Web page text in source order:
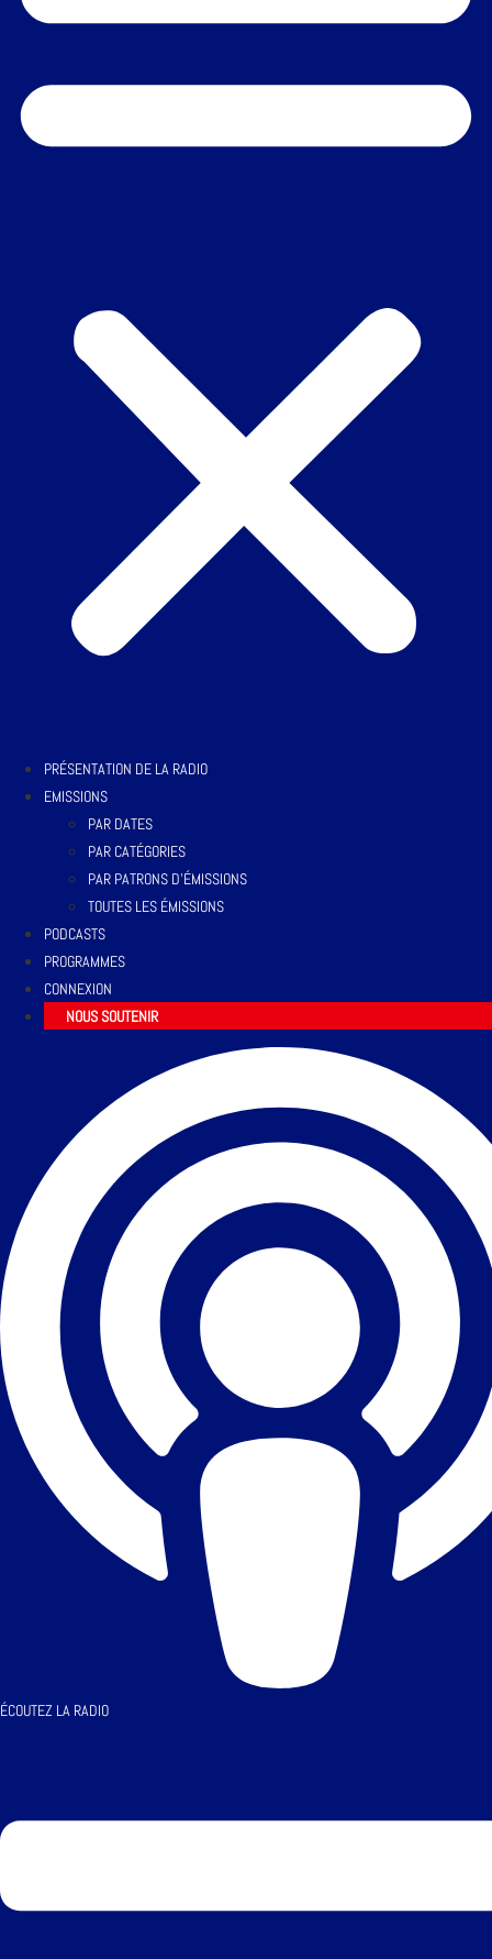
PRÉSENTATION DE LA RADIO
EMISSIONS
PAR DATES
PAR CATÉGORIES
PAR PATRONS D’ÉMISSIONS
TOUTES LES ÉMISSIONS
PODCASTS
PROGRAMMES
CONNEXION
NOUS SOUTENIR
ÉCOUTEZ LA RADIO